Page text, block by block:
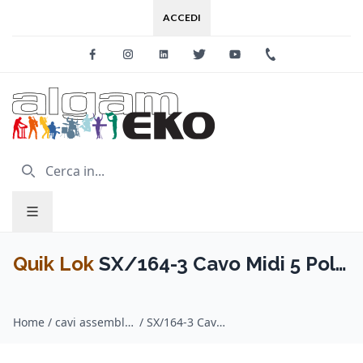
ACCEDI
FacebookInstagramLinkedinTwitter Youtube
Quik Lok SX/164-3 Cavo Midi 5 Poli
Home / cavi assemblati midi / Quik Lok / SX/164-3 Cavo Midi 5 Poli 3 mt